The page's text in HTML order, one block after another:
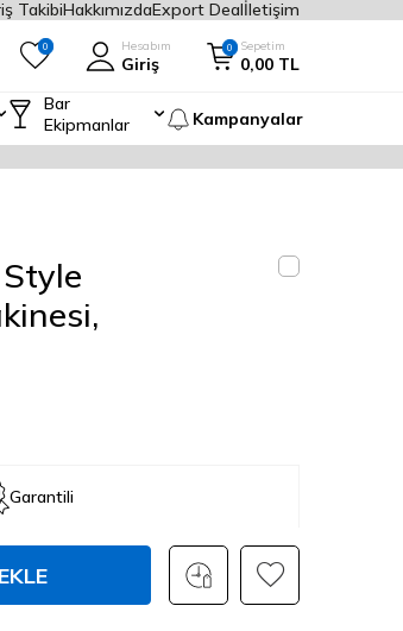
TakibiHakkımızdaExport Dealİletişim
0 Hesabım
Giriş
0 Sepetim
0,00 TL
Bar
Ekipmanlar
Kampanyalar
Garantili